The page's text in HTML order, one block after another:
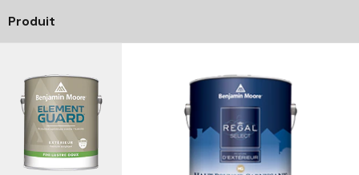
Produit